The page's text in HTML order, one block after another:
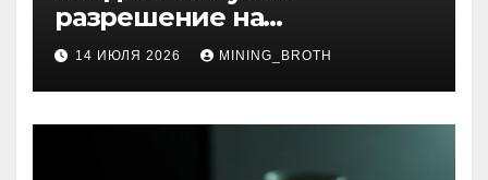
разрешение на
приобретение банка в
Турции
14 ИЮЛЯ 2026 MINING_BROTH